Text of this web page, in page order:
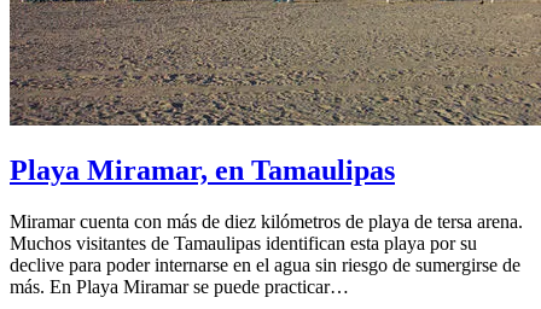
Playa Miramar, en Tamaulipas
Miramar cuenta con más de diez kilómetros de playa de tersa arena.
Muchos visitantes de Tamaulipas identifican esta playa por su
declive para poder internarse en el agua sin riesgo de sumergirse de
más. En Playa Miramar se puede practicar…